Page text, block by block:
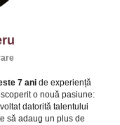
7 ani de experiență
o nouă pasiune:
datorită talentului
să adaug un plus de